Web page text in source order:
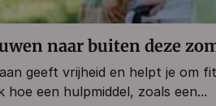
naar buiten deze
geeft vrijheid en helpt je om
hoe een hulpmiddel, zoals een...